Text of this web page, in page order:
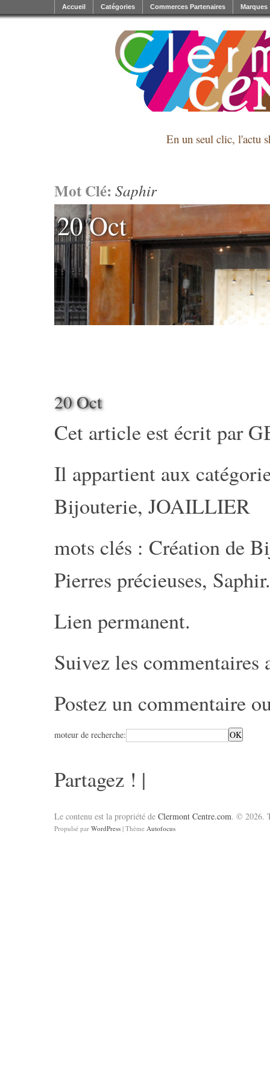
En un seul clic, l'actu
Accueil Catégories Commerces Partenaires Marques
Mot Clé: Saphir
20 Oct
20 Oct
Cet article est écrit par
Il appartient aux
Bijouterie, JOAILLIER
mots clés : Création de
Pierres précieuses, Saphir.
Lien permanent.
Suivez les commentaires
Postez un commentaire
moteur de recherche:
Partagez ! |
Le contenu est la propriété de Clermont Centre.com. © 2026.
Propulsé par WordPress | Thème Autofocus